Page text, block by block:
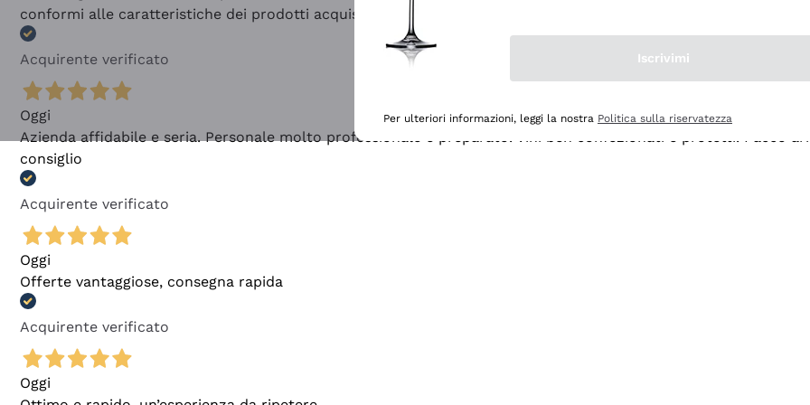
conformi alle caratteristiche dei prodotti acquistati
Acquirente verificato
Oggi
Azienda affidabile e seria. Personale molto professionale e preparato. Vini ben confezionati e protetti. Pacco
consiglio
Acquirente verificato
Oggi
Offerte vantaggiose, consegna rapida
Acquirente verificato
Oggi
Iscrivimi
Per ulteriori informazioni, leggi la nostra Politica sulla riservatezza